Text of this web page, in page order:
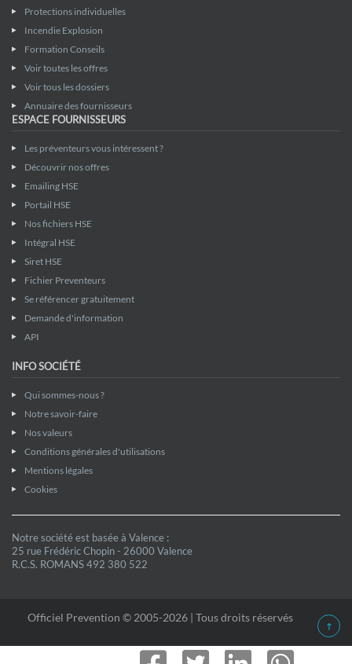
Protections individuelles
Incendie Explosion
Formation Conseils
Voir toutes les offres
Voir tous les dossiers
Annuaire des fournisseurs
ESPACE FOURNISSEURS
Les préventeurs vous intéressent ?
Découvrir nos offres
Emailing HSE
Portail HSE
Nos fichiers HSE
Intégral HSE
Siret HSE
Fichier Preventeurs
Se référencer gratuitement
Demande d'information
API
INFO SOCIÉTÉ
Qui sommes-nous ?
Notre savoir-faire
Nos valeurs
Conditions générales d'utilisations
Mentions légales
Cookies
Notre société est basée à Valence :
25 rue Frédéric Chopin - 26000 Valence
R.C.S. ROMANS 492 380 522
Officiel Prevention © 2005-2026 | Tous droits réservés